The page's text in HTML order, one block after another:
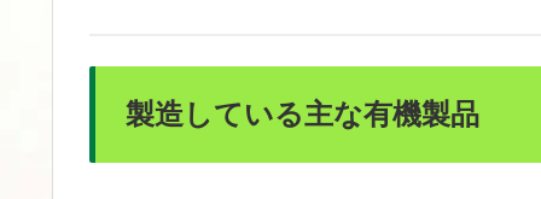
製造している主な有機製品